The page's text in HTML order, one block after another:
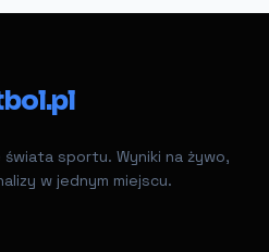
sportu. Wyniki na żywo,
w jednym miejscu.